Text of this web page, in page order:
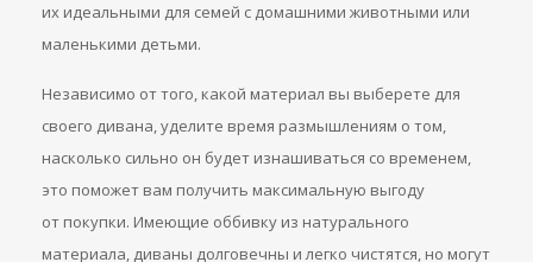
их идеальными для семей с домашними животными или
маленькими детьми.
Независимо от того, какой материал вы выберете для
своего дивана, уделите время размышлениям о том,
насколько сильно он будет изнашиваться со временем,
это поможет вам получить максимальную выгоду
от покупки. Имеющие оббивку из натурального
материала, диваны долговечны и легко чистятся, но могут